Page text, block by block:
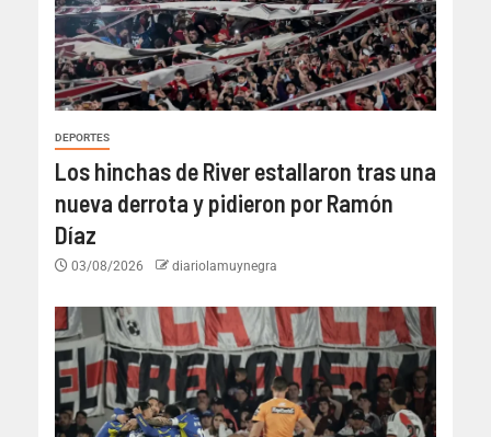
DEPORTES
Los hinchas de River estallaron tras una
nueva derrota y pidieron por Ramón
Díaz
03/08/2026 diariolamuynegra